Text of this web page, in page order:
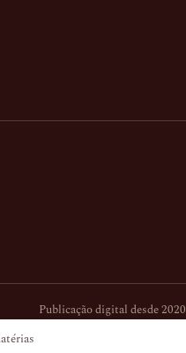
Publicação digital desde 2020